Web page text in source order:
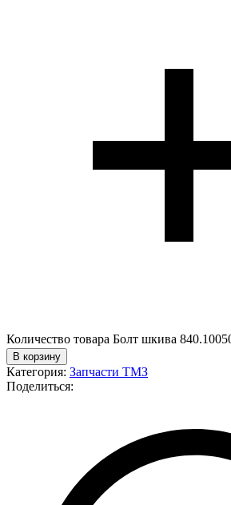
Количество товара Болт шкива
В корзину
Категория: Запчасти ТМЗ
Поделиться: